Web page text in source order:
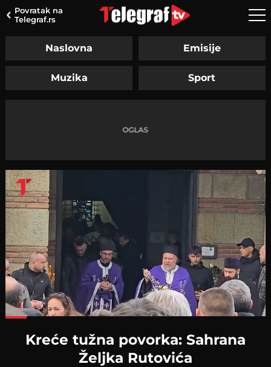
Povratak na
Telegraf.rs
Naslovna Emisije
Muzika Sport
Kreće tužna povorka: Sahrana
Željka Rutovića